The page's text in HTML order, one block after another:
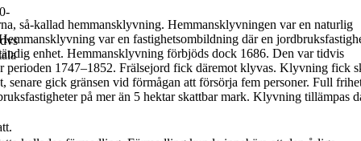
så-kallad hemmansklyvning. Hemmansklyvningen var en naturlig
var en fastighetsombildning där en
enhet. Hemmansklyvning förbjöds dock 1686. Den var tidvis
perioden 1747–1852. Frälsejord fick däremot klyvas. Klyvning fick
senare gick gränsen vid förmågan att försörja fem personer. Full
på mer än 5 hektar skattbar mark. Klyvning tillämpas